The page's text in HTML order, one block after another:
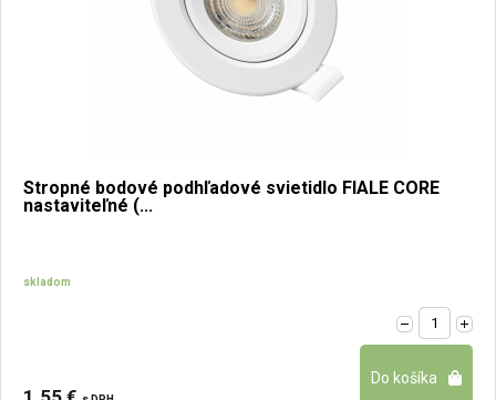
Stropné bodové podhľadové svietidlo FIALE CORE
nastaviteľné (...
skladom